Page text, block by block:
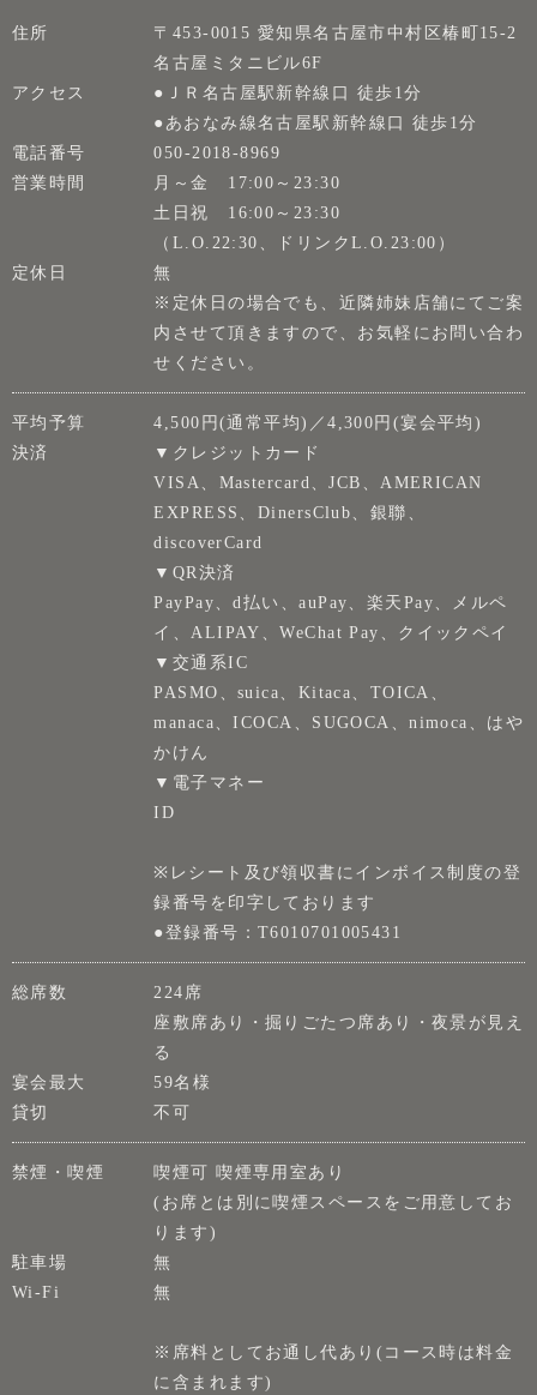
住所
〒453-0015 愛知県名古屋市中村区椿町15-2
名古屋ミタニビル6F
アクセス
●ＪＲ名古屋駅新幹線口 徒歩1分
●あおなみ線名古屋駅新幹線口 徒歩1分
電話番号
050-2018-8969
営業時間
月～金 17:00～23:30
土日祝 16:00～23:30
（L.O.22:30、ドリンクL.O.23:00）
定休日
無
※定休日の場合でも、近隣姉妹店舗にてご案
内させて頂きますので、お気軽にお問い合わ
せください。
平均予算
4,500円(通常平均)／4,300円(宴会平均)
決済
▼クレジットカード
VISA、Mastercard、JCB、AMERICAN
EXPRESS、DinersClub、銀聯、
discoverCard
▼QR決済
PayPay、d払い、auPay、楽天Pay、メルペ
イ、ALIPAY、WeChat Pay、クイックペイ
▼交通系IC
PASMO、suica、Kitaca、TOICA、
manaca、ICOCA、SUGOCA、nimoca、はや
かけん
▼電子マネー
ID
※レシート及び領収書にインボイス制度の登
録番号を印字しております
●登録番号：T6010701005431
総席数
224席
座敷席あり・掘りごたつ席あり・夜景が見え
る
宴会最大
59名様
貸切
不可
禁煙・喫煙
喫煙可 喫煙専用室あり
(お席とは別に喫煙スペースをご用意してお
ります)
駐車場
無
Wi-Fi
無
※席料としてお通し代あり(コース時は料金
に含まれます)